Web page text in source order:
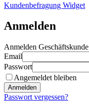
Kundenbefragung Widget
Anmelden
Anmelden Geschäftskunde
Email
Passwort
Angemeldet bleiben
Anmelden
Passwort vergessen?